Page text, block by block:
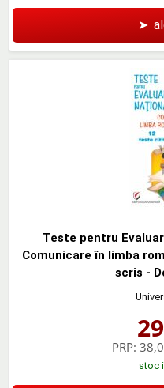
➤
Teste pentru
Comunicare în limba
scris -
29
PRP:
stoc